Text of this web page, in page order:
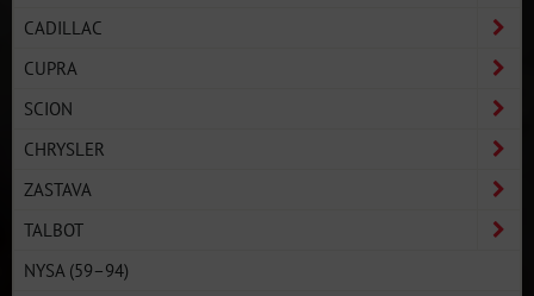
CADILLAC
CUPRA
SCION
CHRYSLER
ZASTAVA
TALBOT
NYSA (59–94)